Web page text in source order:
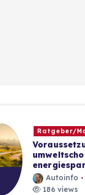
Ratgeber/
Autoinfo
186 views